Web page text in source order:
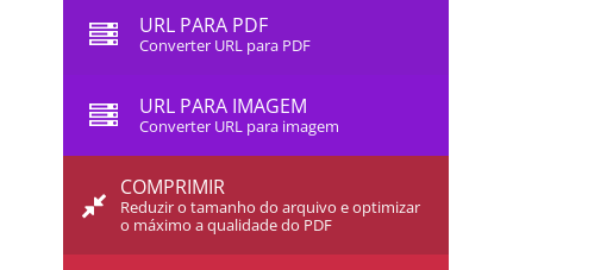
URL PARA PDF
Converter URL para PDF
URL PARA IMAGEM
Converter URL para imagem
COMPRIMIR
Reduzir o tamanho do arquivo e optimizar
o máximo a qualidade do PDF